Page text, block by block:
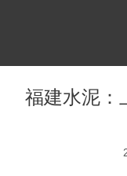
福建水泥：